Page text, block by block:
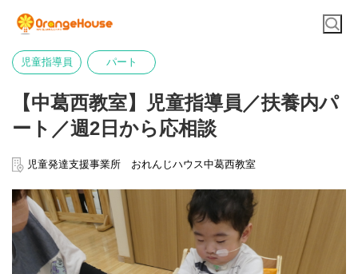
児童指導員 パート
【中葛西教室】児童指導員／扶養内パ
ート／週2日から応相談
児童発達支援事業所 おれんじハウス中葛西教室